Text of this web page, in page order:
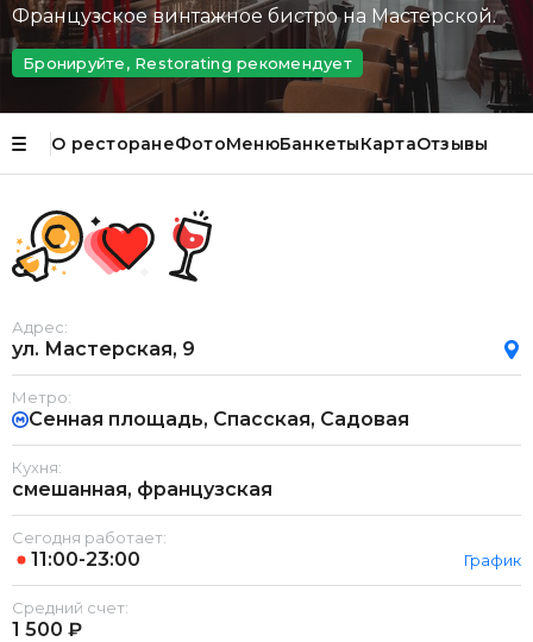
Французское винтажное бистро на Мастерской.
Бронируйте, Restorating рекомендует
О ресторанеФотоМенюБанкетыКартаОтзывы
Адрес:
ул. Мастерская, 9
Метро:
Сенная площадь, Спасская, Садовая
Кухня:
смешанная, французская
Сегодня работает:
11:00-23:00 График
Средний счет:
1 500 ₽